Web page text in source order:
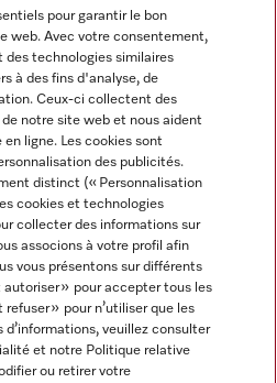
sur Pinterest
pour garantir le bon
web. Avec votre consentement,
des technologies similaires
à des fins d'analyse, de
Ceux-ci collectent des
notre site web et nous aident
ligne. Les cookies sont
des publicités.
distinct (« Personnalisation
cookies et technologies
collecter des informations sur
associons à votre profil afin
vous présentons sur différents
» pour accepter tous les
» pour n’utiliser que les
d’informations, veuillez consulter
et notre Politique relative
ou retirer votre